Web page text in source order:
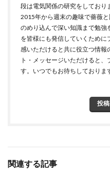
段は電気関係の研究をしており
2015年から週末の趣味で薔薇
のめり込んで深い知識まで勉
を皆様にも発信していくため
感いただけると共に役立つ情報
ト・メッセージいただけると
す。いつでもお待ちしておりま
投
関連する記事